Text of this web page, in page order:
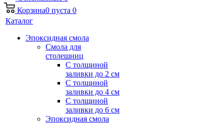
Корзина0 пуста 0
Каталог
Эпоксидная смола
Смола для
столешниц
С толщиной
заливки до 2 см
С толщиной
заливки до 4 см
С толщиной
заливки до 6 см
Эпоксидная смола